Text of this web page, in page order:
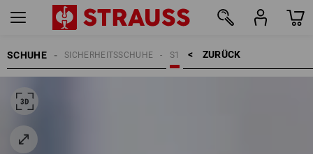
SCHUHE ZURÜCK    >
S1
SICHERHEITSSCHUHE